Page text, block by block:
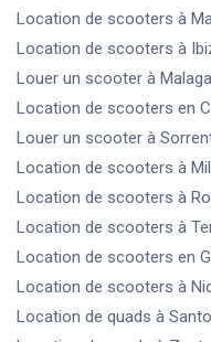
Location de scooters à
Location de scooters à
Louer un scooter à Malaga
Location de scooters en
Louer un scooter à
Location de scooters à
Location de scooters à
Location de scooters à
Location de scooters en
Location de scooters à
Location de quads à